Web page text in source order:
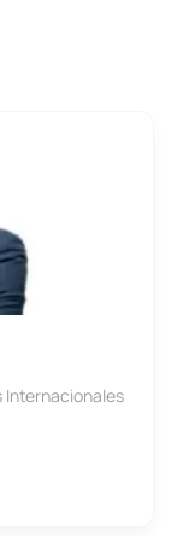
Internacionales